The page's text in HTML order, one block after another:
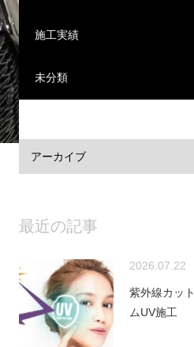
施工実績
未分類
最近の記事
2026.07.22
紫外線カッ
ムUV施工